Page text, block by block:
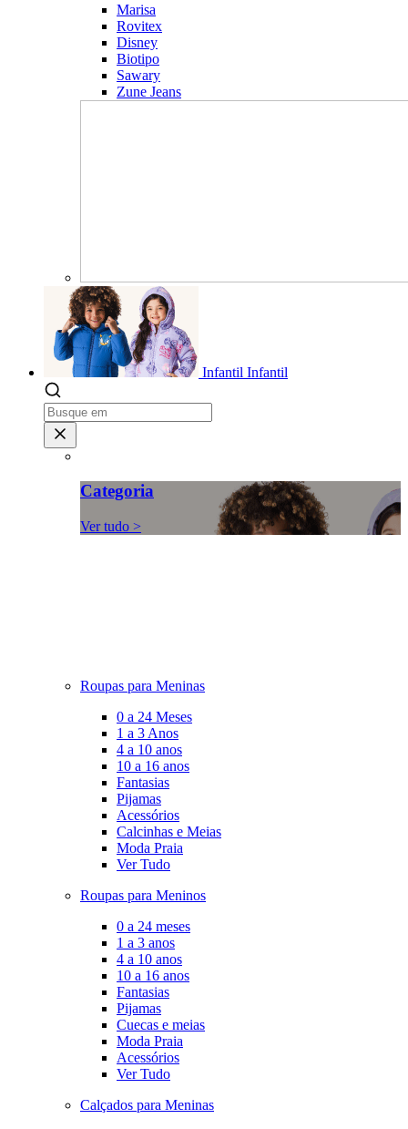
Marisa
Rovitex
Disney
Biotipo
Sawary
Zune Jeans
Infantil Infantil
Categoria
Ver tudo >
Roupas para Meninas
0 a 24 Meses
1 a 3 Anos
4 a 10 anos
10 a 16 anos
Fantasias
Pijamas
Acessórios
Calcinhas e Meias
Moda Praia
Ver Tudo
Roupas para Meninos
0 a 24 meses
1 a 3 anos
4 a 10 anos
10 a 16 anos
Fantasias
Pijamas
Cuecas e meias
Moda Praia
Acessórios
Ver Tudo
Calçados para Meninas